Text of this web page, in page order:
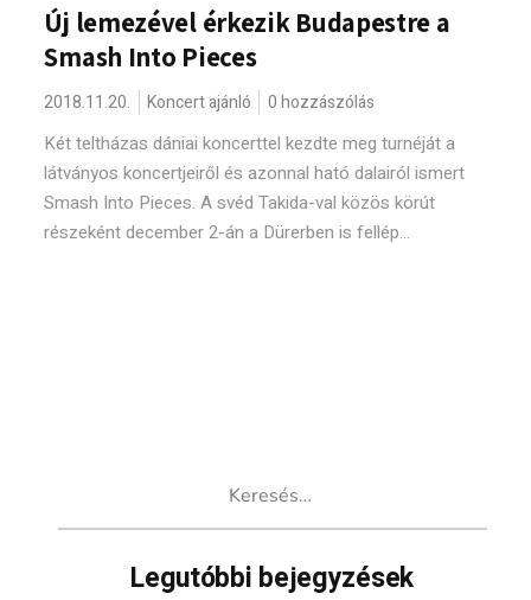
Új lemezével érkezik Budapestre a
Smash Into Pieces
2018.11.20. Koncert ajánló 0 hozzászólás
Két teltházas dániai koncerttel kezdte meg turnéját a
látványos koncertjeiről és azonnal ható dalairól ismert
Smash Into Pieces. A svéd Takida-val közös körút
részeként december 2-án a Dürerben is fellép...
Legutóbbi bejegyzések